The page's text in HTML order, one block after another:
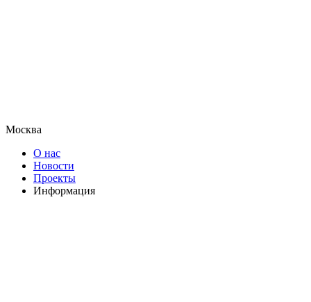
Москва
О нас
Новости
Проекты
Информация